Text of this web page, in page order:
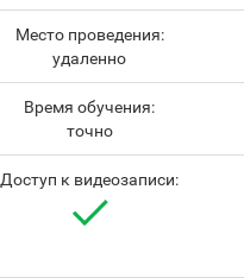
Место проведения:
удаленно
Время обучения:
точно
Доступ к видеозаписи: